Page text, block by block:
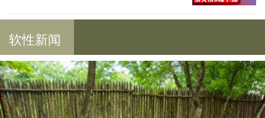
软性新闻